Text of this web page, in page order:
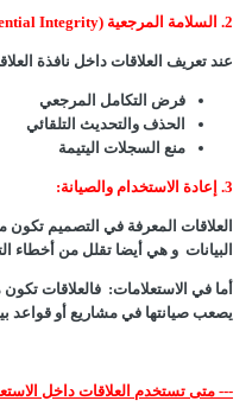
2. السلامة المرجعية (Referential Integrity):
عند تعريف العلاقات داخل نافذة
فرض التكامل المرجعي
الحذف والتحديث التلقائي
منع السجلات اليتيمة
3. إعادة الاستخدام والصيانة:
العلاقات المعرفة في التصميم تكون
البيانات و هي أيضا تقلل من أخطاء
أما في الاستعلامات: فالعلاقات
يصعب صيانتها في مشاريع أو قواعد
--- متى تستخدم العلاقات داخل